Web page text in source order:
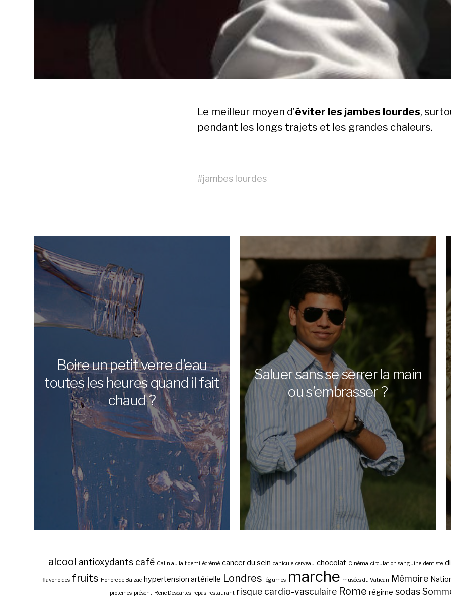
Le meilleur moyen d’éviter les jambes lourdes,
pendant les longs trajets et les grandes chaleurs.
#jambes lourdes
Boire un petit verre d’eau
toutes les heures quand il fait
chaud ?
Saluer sans se serrer la main
ou s’embrasser ?
alcool antioxydants café Calin au lait demi-écrémé cancer du sein canicule cerveau chocolat Cinéma circulation sanguine dentiste
flavonoïdes fruits Honoré de Balzac hypertension artérielle Londres légumes marche musées du Vatican Mémoire
protéines présent René Descartes repas restaurant risque cardio-vasculaire Rome régime sodas